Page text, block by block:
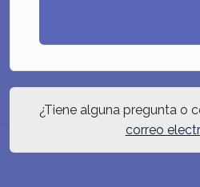
¿Tiene alguna pregunta o
correo